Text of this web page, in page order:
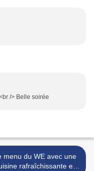
/> Belle soirée
menu du WE avec une
rafraîchissante et